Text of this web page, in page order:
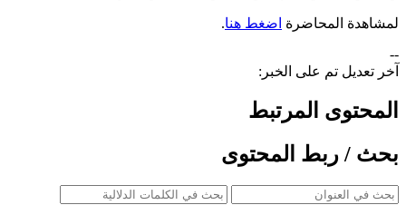
لمشاهدة المحاضرة اضغط هنا.
--
آخر تعديل تم على الخبر:
المحتوى المرتبط
بحث / ربط المحتوى